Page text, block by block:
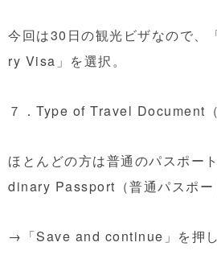
今回は30日の観光ビザなので
ry Visa」を選択。
７．Type of Travel Document（
ほとんどの方は普通のパスポー
dinary Passport（普通パスポー
→「Save and continue」を押し